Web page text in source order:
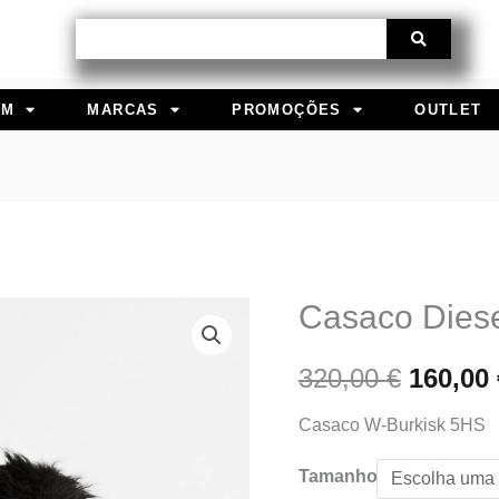
MARCAS PROMOÇÕES OUTLET
Casaco
320,00€
O
preço
original
era:
160,00
Casaco W-Burkisk 5HS
Tamanho
Quantidade
Casaco